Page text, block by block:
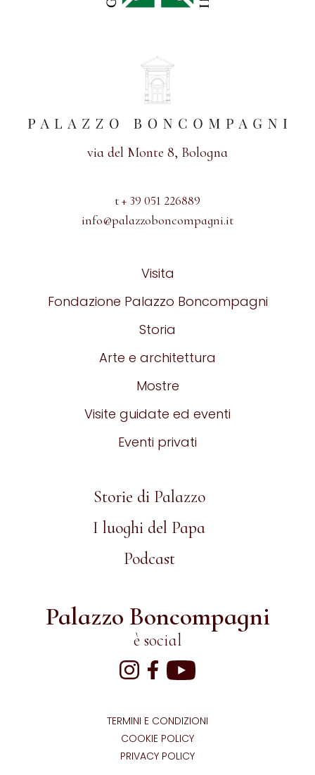
via del Monte 8, Bologna
t + 39 051 226889
info@palazzoboncompagni.it
Visita
Fondazione Palazzo Boncompagni
Storia
Arte e architettura
Mostre
Visite guidate ed eventi
Eventi privati
Storie di Palazzo
I luoghi del Papa
Podcast
Palazzo Boncompagni
è social
TERMINI E CONDIZIONI
COOKIE POLICY
PRIVACY POLICY